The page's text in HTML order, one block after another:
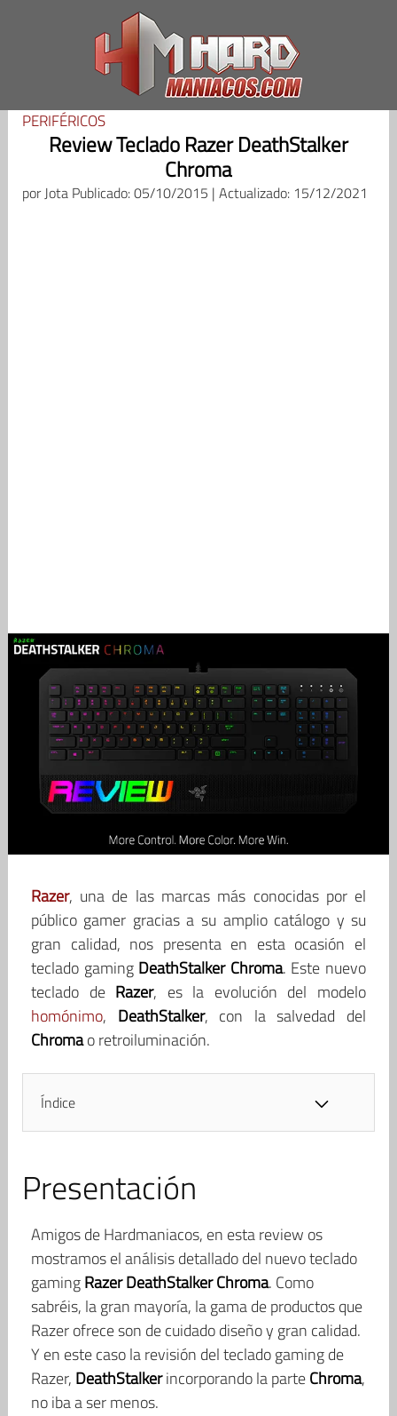
PERIFÉRICOS
Review Teclado Razer DeathStalker
Chroma
por Jota Publicado: 05/10/2015 | Actualizado: 15/12/2021
Razer, una de las marcas más conocidas por el
público gamer gracias a su amplio catálogo y su
gran calidad, nos presenta en esta ocasión el
teclado gaming DeathStalker Chroma. Este nuevo
teclado de Razer, es la evolución del modelo
homónimo, DeathStalker, con la salvedad del
Chromao retroiluminación.
Índice
Presentación
Amigos de Hardmaniacos, en esta review os
mostramos el análisis detallado del nuevo teclado
gamingRazer DeathStalker Chroma. Como
sabréis, la gran mayoría, la gama de productos que
Razer ofrece son de cuidado diseño y gran calidad.
Y en este caso la revisión del teclado gaming de
Razer, DeathStalkerincorporando la parteChroma,
no iba a ser menos.